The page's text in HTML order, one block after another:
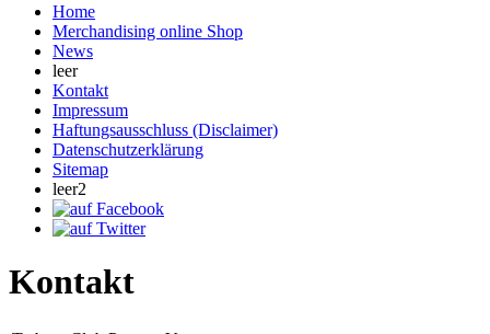
Home
Merchandising online Shop
News
leer
Kontakt
Impressum
Haftungsausschluss (Disclaimer)
Datenschutzerklärung
Sitemap
leer2
Kontakt